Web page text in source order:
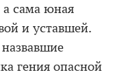
а сама юная
и уставшей.
гения опасной